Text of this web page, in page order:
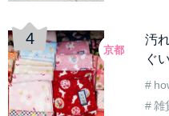
汚
ぐ
雑
京都